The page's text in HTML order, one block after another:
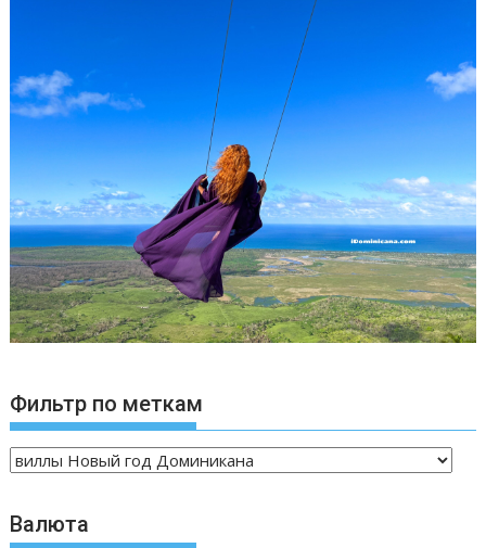
Фильтр по меткам
Валюта